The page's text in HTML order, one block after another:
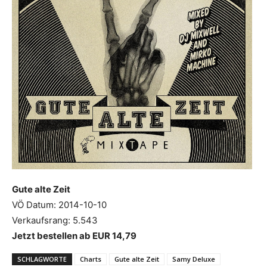
Gute alte Zeit
VÖ Datum: 2014-10-10
Verkaufsrang: 5.543
Jetzt bestellen ab EUR 14,79
SCHLAGWORTE Charts Gute alte Zeit Samy Deluxe